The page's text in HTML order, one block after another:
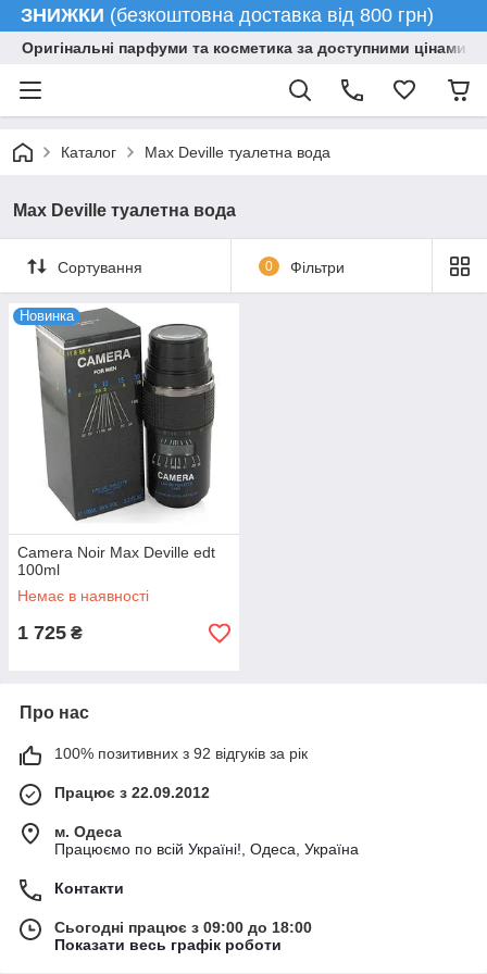
ЗНИЖКИ (безкоштовна доставка від 800 грн)
Оригінальні парфуми та косметика за доступними цінами
Каталог Max Deville туалетна вода
Max Deville туалетна вода
Сортування 0 Фільтри
Новинка
Camera Noir Max Deville edt
100ml
Немає в наявності
1 725 ₴
Про нас
100% позитивних з 92 відгуків за рік
Працює з 22.09.2012
м. Одеса
Працюємо по всій Україні!, Одеса, Україна
Контакти
Сьогодні працює з 09:00 до 18:00
Показати весь графік роботи